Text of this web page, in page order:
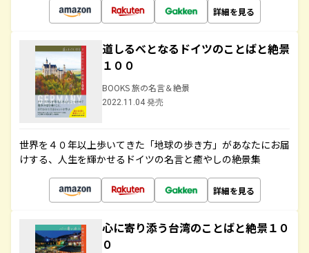
詳細を見る
道しるべとなるドイツのことばと絶景
１００
BOOKS 旅の名言＆絶景
2022.11.04 発売
世界を４０年以上歩いてきた「地球の歩き方」があなたにお届
けする、人生を輝かせるドイツの名言と癒やしの絶景集
詳細を見る
心に寄り添う台湾のことばと絶景１０
０